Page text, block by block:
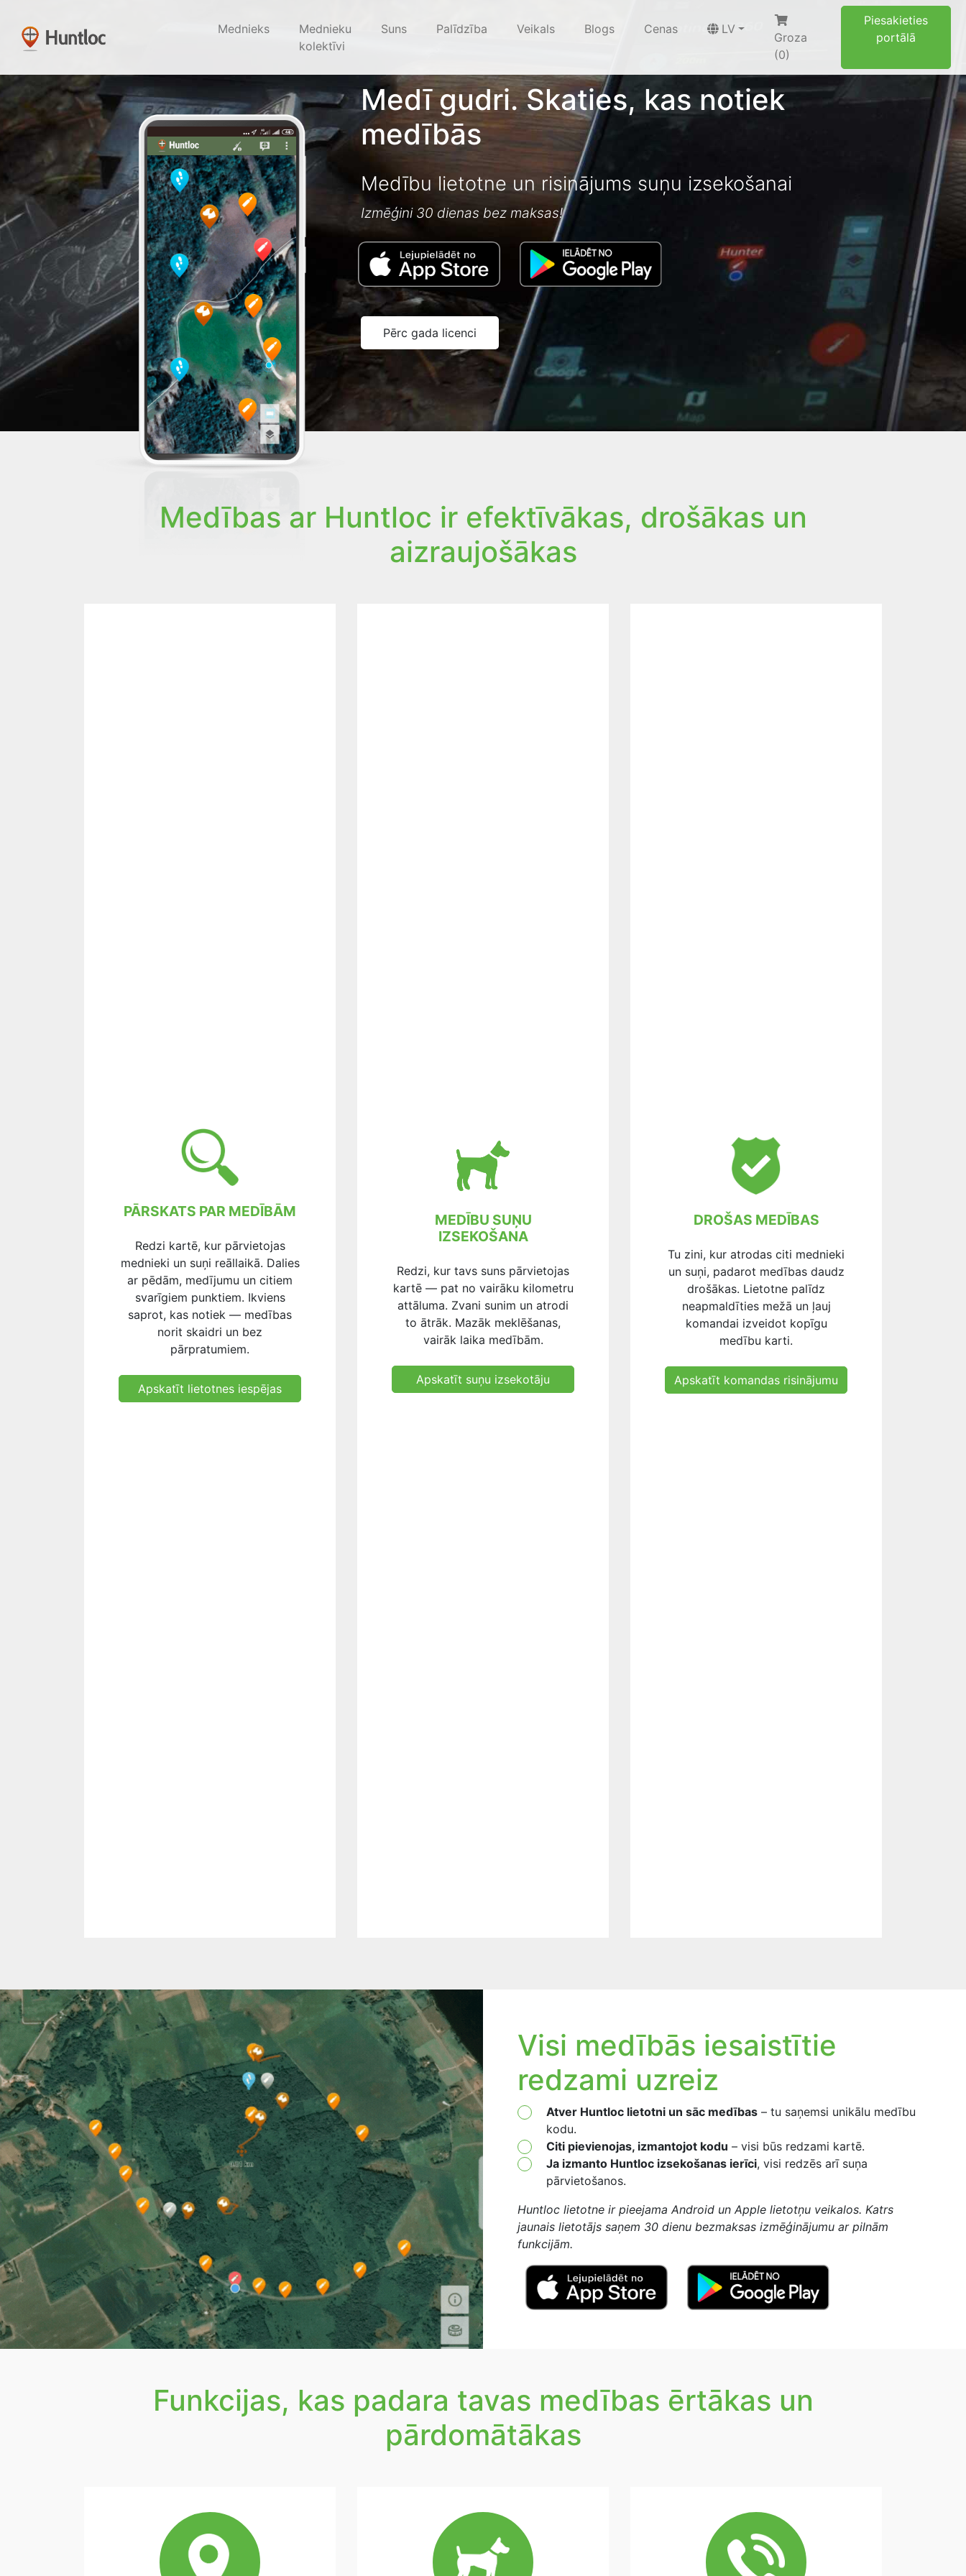
Mednieks
Mednieku
kolektīvi
Suns Palīdzība Veikals Blogs Cenas LV
Groza
(0)
Piesakieties
portālā
Medī gudri. Skaties, kas notiek
medībās
Medību lietotne un risinājums suņu izsekošanai
Izmēģini 30 dienas bez maksas!
Pērc gada licenci
Medības ar Huntloc ir efektīvākas, drošākas un
aizraujošākas
PĀRSKATS PAR MEDĪBĀM
Redzi kartē, kur pārvietojas
mednieki un suņi reāllaikā. Dalies
ar pēdām, medījumu un citiem
svarīgiem punktiem. Ikviens
saprot, kas notiek — medības
norit skaidri un bez
pārpratumiem.
Apskatīt lietotnes iespējas
MEDĪBU SUŅU
IZSEKOŠANA
Redzi, kur tavs suns pārvietojas
kartē — pat no vairāku kilometru
attāluma. Zvani sunim un atrodi
to ātrāk. Mazāk meklēšanas,
vairāk laika medībām.
Apskatīt suņu izsekotāju
DROŠAS MEDĪBAS
Tu zini, kur atrodas citi mednieki
un suņi, padarot medības daudz
drošākas. Lietotne palīdz
neapmaldīties mežā un ļauj
komandai izveidot kopīgu
medību karti.
Apskatīt komandas risinājumu
Visi medībās iesaistītie
redzami uzreiz
Atver Huntloc lietotni un sāc medības – tu saņemsi unikālu medību
kodu.
Citi pievienojas, izmantojot kodu – visi būs redzami kartē.
Ja izmanto Huntloc izsekošanas ierīci, visi redzēs arī suņa
pārvietošanos.
Huntloc lietotne ir pieejama Android un Apple lietotņu veikalos. Katrs
jaunais lietotājs saņem 30 dienu bezmaksas izmēģinājumu ar pilnām
funkcijām.
Funkcijas, kas padara tavas medības ērtākas un
pārdomātākas